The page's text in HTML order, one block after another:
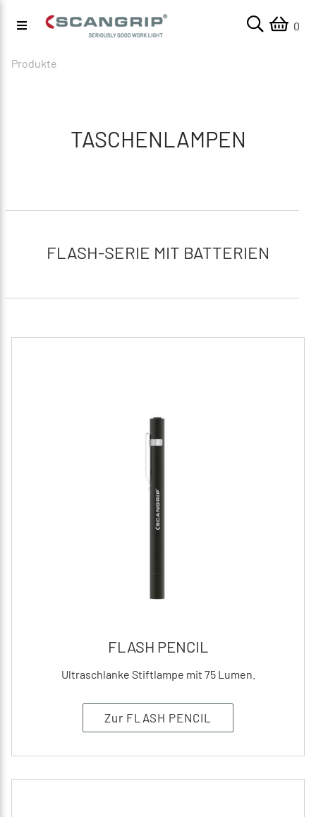
0
Produkte
TASCHENLAMPEN
FLASH-SERIE MIT BATTERIEN
FLASH PENCIL
Ultraschlanke Stiftlampe mit 75 Lumen.
Zur FLASH PENCIL